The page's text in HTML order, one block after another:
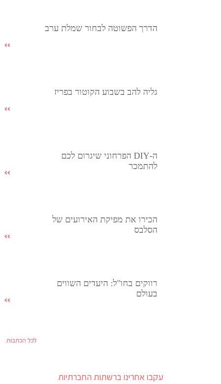
הדרך הפשוטה לבחור שמלת ערב
גליה להב בשבוע הקוטור בפריז
ה-DIY הפרחוני שיגרום לכם
להתמכר
הכירו את מפיקת האירועים של
הסלבס
רווקים בחו"ל: היעדים השווים
בעולם
לכל הכתבות
עקבו אחרינו ברשתות החברתיות